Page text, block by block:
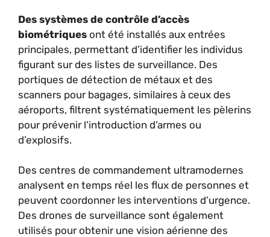
Des systèmes de contrôle d’accès
biométriques ont été installés aux entrées
principales, permettant d’identifier les individus
figurant sur des listes de surveillance. Des
portiques de détection de métaux et des
scanners pour bagages, similaires à ceux des
aéroports, filtrent systématiquement les pèlerins
pour prévenir l’introduction d’armes ou
d’explosifs.
Des centres de commandement ultramodernes
analysent en temps réel les flux de personnes et
peuvent coordonner les interventions d’urgence.
Des drones de surveillance sont également
utilisés pour obtenir une vision aérienne des